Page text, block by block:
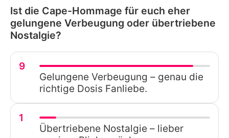
Ist die Cape-Hommage für euch eher
gelungene Verbeugung oder übertriebene
Nostalgie?
9
Gelungene Verbeugung – genau die
richtige Dosis Fanliebe.
1
Übertriebene Nostalgie – lieber